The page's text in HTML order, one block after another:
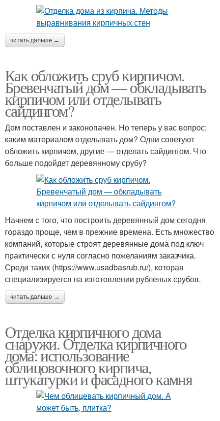
читать дальше →
Как обложить сруб кирпичом.
Бревенчатый дом — обкладывать
кирпичом или отделывать
сайдингом?
Дом поставлен и законопачен. Но теперь у вас вопрос:
каким материалом отделывать дом? Одни советуют
обложить кирпичом, другие — отделать сайдингом. Что
больше подойдет деревянному срубу?
Начнем с того, что построить деревянный дом сегодня
гораздо проще, чем в прежние времена. Есть множество
компаний, которые строят деревянные дома под ключ
практически с нуля согласно пожеланиям заказчика.
Среди таких (https://www.usadbasrub.ru/), которая
специализируется на изготовлении рубленых срубов.
читать дальше →
Отделка кирпичного дома
снаружи. Отделка кирпичного
дома: использование
облицовочного кирпича,
штукатурки и фасадного камня